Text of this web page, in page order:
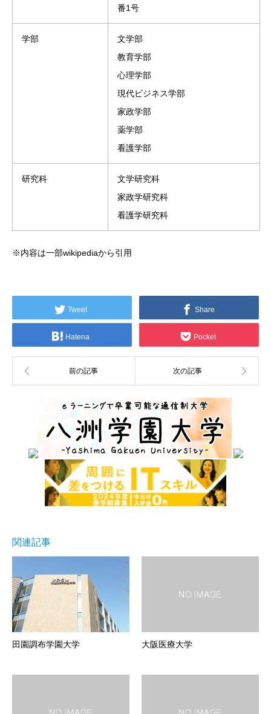
番1号
学部
文学部
教育学部
心理学部
現代ビジネス学部
家政学部
薬学部
看護学部
研究科
文学研究科
家政学研究科
看護学研究科
※内容は一部wikipediaから引用
Tweet Share
Hatena Pocket
関連記事
田園調布学園大学 大阪医療大学